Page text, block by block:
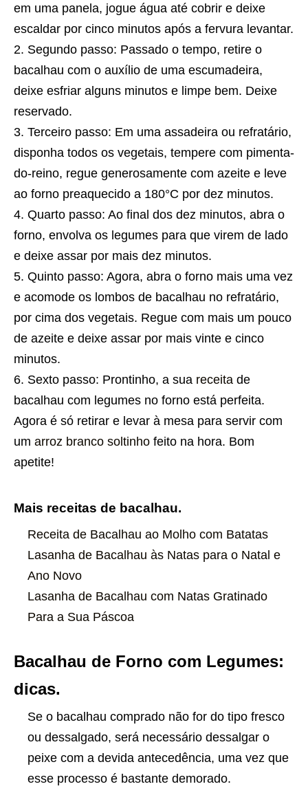
em uma panela, jogue água até cobrir e deixe
escaldar por cinco minutos após a fervura levantar.
Segundo passo: Passado o tempo, retire o
bacalhau com o auxílio de uma escumadeira,
deixe esfriar alguns minutos e limpe bem. Deixe
reservado.
Terceiro passo: Em uma assadeira ou refratário,
disponha todos os vegetais, tempere com pimenta-
do-reino, regue generosamente com azeite e leve
ao forno preaquecido a 180°C por dez minutos.
Quarto passo: Ao final dos dez minutos, abra o
forno, envolva os legumes para que virem de lado
e deixe assar por mais dez minutos.
Quinto passo: Agora, abra o forno mais uma vez
e acomode os lombos de bacalhau no refratário,
por cima dos vegetais. Regue com mais um pouco
de azeite e deixe assar por mais vinte e cinco
minutos.
Sexto passo: Prontinho, a sua receita de
bacalhau com legumes no forno está perfeita.
Agora é só retirar e levar à mesa para servir com
um arroz branco soltinho feito na hora. Bom
apetite!
Mais receitas de bacalhau.
Receita de Bacalhau ao Molho com Batatas
Lasanha de Bacalhau às Natas para o Natal e
Ano Novo
Lasanha de Bacalhau com Natas Gratinado
Para a Sua Páscoa
Bacalhau de Forno com Legumes:
dicas.
Se o bacalhau comprado não for do tipo fresco
ou dessalgado, será necessário dessalgar o
peixe com a devida antecedência, uma vez que
esse processo é bastante demorado.